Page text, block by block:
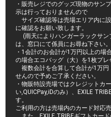
・販売レジでのグッズ現物のサン
示は行っておりませんので
サイズ確認等は売場エリア内に
に確認をお願い致します。
(雨天によりハンガーラックサン
は、窓口にて係員にお尋ね下さい
・1会計のお会計が1万円以上の場
の場合エコバッグ（大）を1枚プレ
複数会計を合算して合計が1万円
せんので予めご了承ください。
・物販特設売場ではクレジットカ
い,QUICPay,iDのみ）、EXILE
す。
ご利用の方は売場内のカード対応